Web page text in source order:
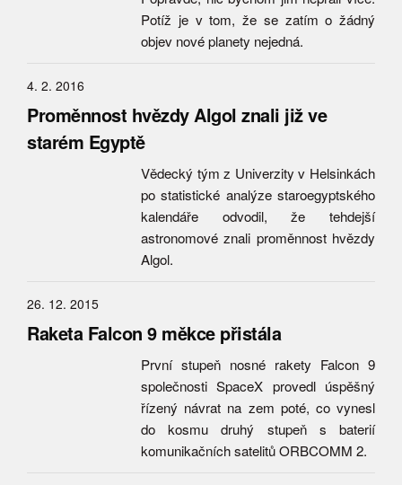
Potíž je v tom, že se zatím o žádný
objev nové planety nejedná.
4. 2. 2016
Proměnnost hvězdy Algol znali již ve
starém Egyptě
Vědecký tým z Univerzity v Helsinkách
po statistické analýze staroegyptského
kalendáře odvodil, že tehdejší
astronomové znali proměnnost hvězdy
Algol.
26. 12. 2015
Raketa Falcon 9 měkce přistála
První stupeň nosné rakety Falcon 9
společnosti SpaceX provedl úspěšný
řízený návrat na zem poté, co vynesl
do kosmu druhý stupeň s baterií
komunikačních satelitů ORBCOMM 2.